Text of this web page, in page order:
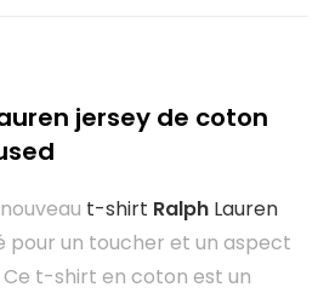
jersey de coton
t-shirt Ralph Lauren
pour un toucher et un aspect
t-shirt en coton est un